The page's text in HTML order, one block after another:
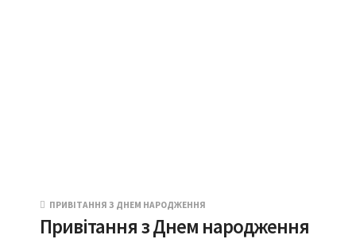
ПРИВІТАННЯ З ДНЕМ НАРОДЖЕННЯ
Привітання з Днем народження